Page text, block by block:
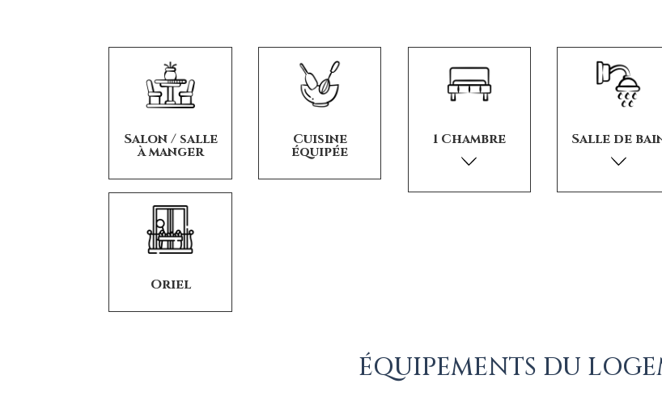
Salon / salle
à manger
Oriel
Cuisine
équipée
1 Chambre Salle de
ÉQUIPEMENTS DU